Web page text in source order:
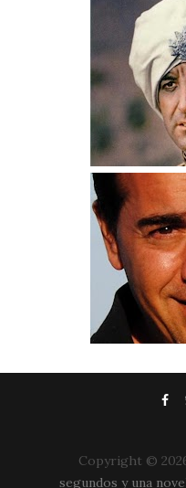
Copyright ©
segundos y una